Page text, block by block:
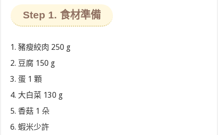
Step 1. 食材準備
豬瘦絞肉 250 g
豆腐 150 g
蛋 1 顆
大白菜 130 g
香菇 1 朵
蝦米少許